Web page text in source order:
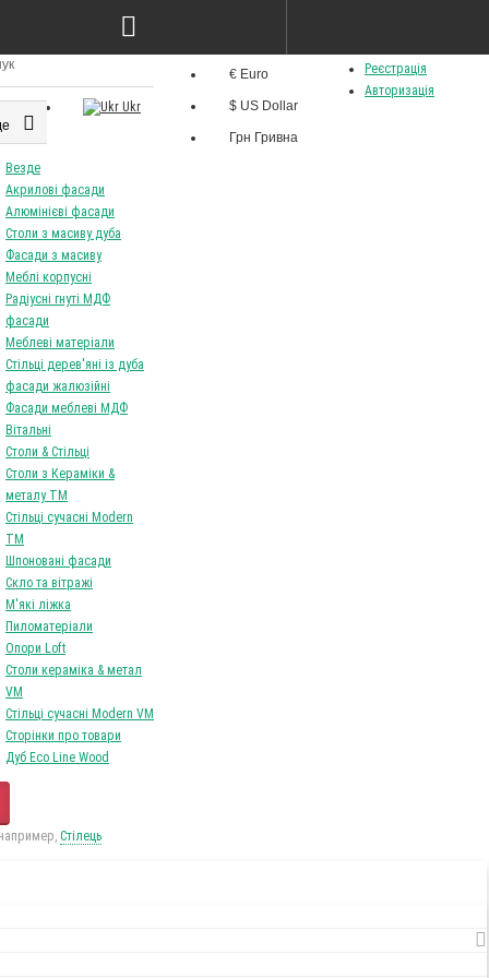
Реєстрація
Авторизація
€ Euro
$ US Dollar
Грн Гривна
Ukr
Везде
Акрилові фасади
Алюмінієві фасади
Столи з масиву дуба
Фасади з масиву
Меблі корпусні
Радіусні гнуті МДФ
фасади
Меблеві матеріали
Стільці дерев'яні із дуба
фасади жалюзійні
Фасади меблеві МДФ
Вітальні
Столи & Стільці
Столи з Кераміки &
металу TM
Стільці сучасні Modern
TM
Шпоновані фасади
Скло та вітражі
М'які ліжка
Пиломатеріали
Опори Loft
Столи кераміка & метал
VM
Стільці сучасні Modern VM
Сторінки про товари
Дуб Eco Line Wood
Стілець